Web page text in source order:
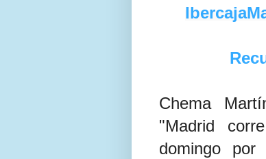
Chema
"Madrid
domingo